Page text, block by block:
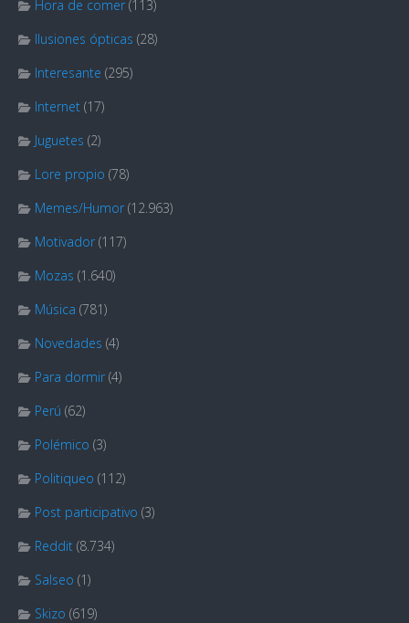
Hora de comer (113)
Ilusiones ópticas (28)
Interesante (295)
Internet (17)
Juguetes (2)
Lore propio (78)
Memes/Humor (12.963)
Motivador (117)
Mozas (1.640)
Música (781)
Novedades (4)
Para dormir (4)
Perú (62)
Polémico (3)
Politiqueo (112)
Post participativo (3)
Reddit (8.734)
Salseo (1)
Skizo (619)